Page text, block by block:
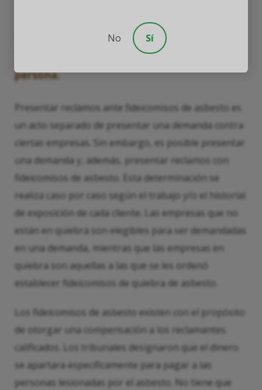
Las reclamaciones del fideicomiso de
asbesto no son juicios y no afectan al
persona.
Presentar reclamos ante fideicomisos de asbesto es
un acto separado de presentar una demanda contra
ciertas empresas. Sin embargo, es posible presentar
una demanda y, además, presentar reclamos con
fideicomisos de asbesto. Esta determinación se
realiza caso por caso según el trabajo y/o el historial
de exposición de cada cliente. Las empresas que no
están en quiebra son elegibles para ser demandadas
en una demanda, mientras que las empresas en
quiebra son aquellas a las que se les ordenó
establecer fideicomisos de quiebra de asbesto.
Los fideicomisos de asbesto existen con el propósito
de otorgar una compensación a los reclamantes
calificados. Los tribunales designaron que el dinero
se apartara específicamente para pagar a las
personas lesionadas por el asbesto. No tiene que
No Sí